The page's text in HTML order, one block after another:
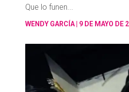
Que lo funen...
WENDY GARCÍA 9 DE MAYO DE